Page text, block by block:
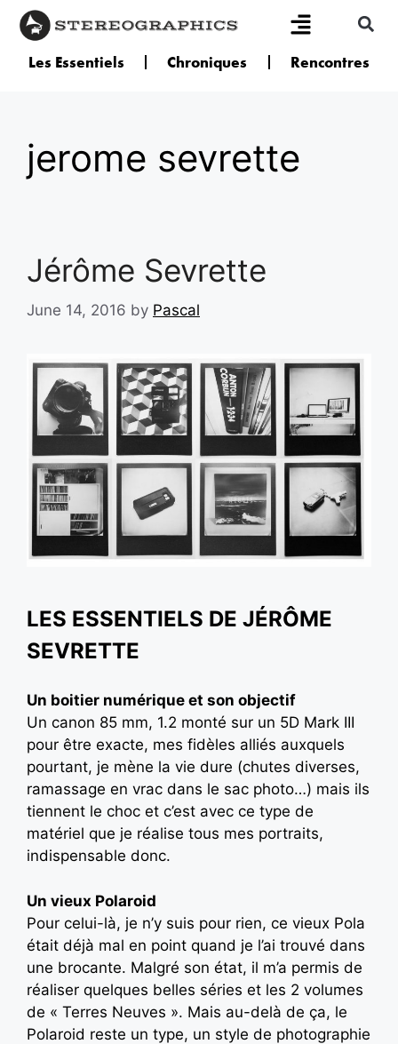
Les Essentiels Chroniques Rencontres
jerome sevrette
Jérôme Sevrette
June 14, 2016 by Pascal
LES ESSENTIELS DE JÉRÔME
SEVRETTE
Un boitier numérique et son objectif
Un canon 85 mm, 1.2 monté sur un 5D Mark III
pour être exacte, mes fidèles alliés auxquels
pourtant, je mène la vie dure (chutes diverses,
ramassage en vrac dans le sac photo…) mais ils
tiennent le choc et c’est avec ce type de
matériel que je réalise tous mes portraits,
indispensable donc.
Un vieux Polaroid
Pour celui-là, je n’y suis pour rien, ce vieux Pola
était déjà mal en point quand je l’ai trouvé dans
une brocante. Malgré son état, il m’a permis de
réaliser quelques belles séries et les 2 volumes
de « Terres Neuves ». Mais au-delà de ça, le
Polaroid reste un type, un style de photographie